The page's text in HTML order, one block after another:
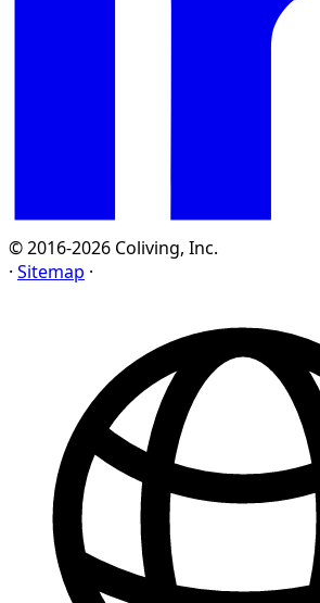
© 2016-2026 Coliving, Inc.
· Sitemap ·